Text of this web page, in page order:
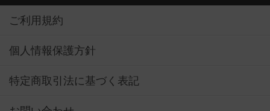
ご利用規約
個人情報保護方針
特定商取引法に基づく表記